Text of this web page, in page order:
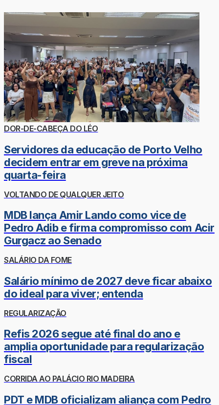
DOR-DE-CABEÇA DO LÉO
Servidores da educação de Porto Velho
decidem entrar em greve na próxima
quarta-feira
VOLTANDO DE QUALQUER JEITO
MDB lança Amir Lando como vice de
Pedro Adib e firma compromisso com Acir
Gurgacz ao Senado
SALÁRIO DA FOME
Salário mínimo de 2027 deve ficar abaixo
do ideal para viver; entenda
REGULARIZAÇÃO
Refis 2026 segue até final do ano e
amplia oportunidade para regularização
fiscal
CORRIDA AO PALÁCIO RIO MADEIRA
PDT e MDB oficializam aliança com Pedro